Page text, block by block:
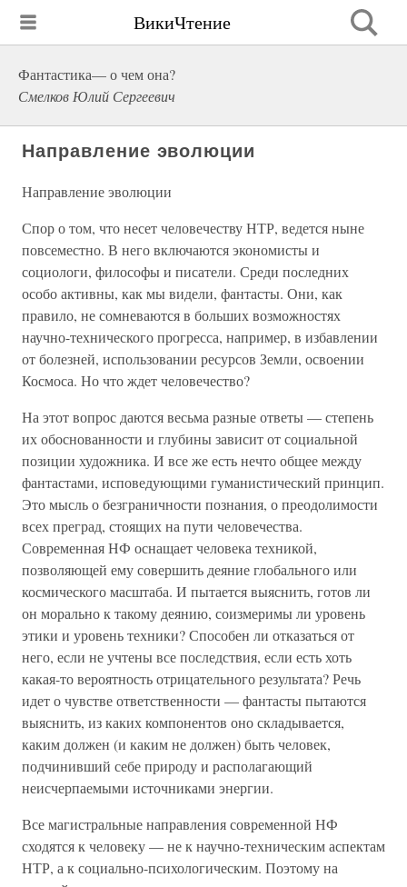
ВикиЧтение
Фантастика— о чем она?
Смелков Юлий Сергеевич
Направление эволюции
Направление эволюции
Спор о том, что несет человечеству НТР, ведется ныне
повсеместно. В него включаются экономисты и
социологи, философы и писатели. Среди последних
особо активны, как мы видели, фантасты. Они, как
правило, не сомневаются в больших возможностях
научно-технического прогресса, например, в избавлении
от болезней, использовании ресурсов Земли, освоении
Космоса. Но что ждет человечество?
На этот вопрос даются весьма разные ответы — степень
их обоснованности и глубины зависит от социальной
позиции художника. И все же есть нечто общее между
фантастами, исповедующими гуманистический принцип.
Это мысль о безграничности познания, о преодолимости
всех преград, стоящих на пути человечества.
Современная НФ оснащает человека техникой,
позволяющей ему совершить деяние глобального или
космического масштаба. И пытается выяснить, готов ли
он морально к такому деянию, соизмеримы ли уровень
этики и уровень техники? Способен ли отказаться от
него, если не учтены все последствия, если есть хоть
какая-то вероятность отрицательного результата? Речь
идет о чувстве ответственности — фантасты пытаются
выяснить, из каких компонентов оно складывается,
каким должен (и каким не должен) быть человек,
подчинивший себе природу и располагающий
неисчерпаемыми источниками энергии.
Все магистральные направления современной НФ
сходятся к человеку — не к научно-техническим аспектам
НТР, а к социально-психологическим. Поэтому на